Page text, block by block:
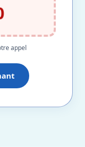
appel